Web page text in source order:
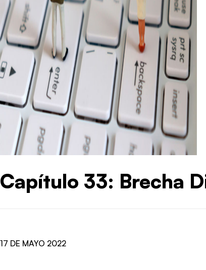
Capítulo 33: Brecha
17 DE MAYO 2022